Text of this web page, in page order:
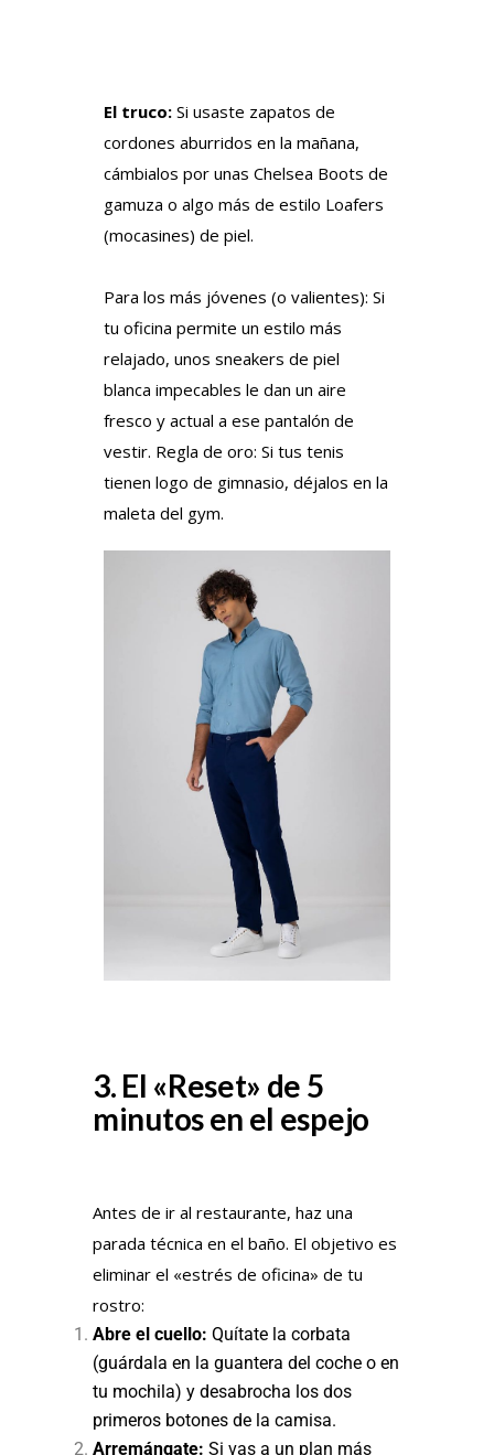
El truco: Si usaste zapatos de
cordones aburridos en la mañana,
cámbialos por unas Chelsea Boots de
gamuza o algo más de estilo Loafers
(mocasines) de piel.
Para los más jóvenes (o valientes): Si
tu oficina permite un estilo más
relajado, unos sneakers de piel
blanca impecables le dan un aire
fresco y actual a ese pantalón de
vestir. Regla de oro: Si tus tenis
tienen logo de gimnasio, déjalos en la
maleta del gym.
3. El «Reset» de 5
minutos en el espejo
Antes de ir al restaurante, haz una
parada técnica en el baño. El objetivo es
eliminar el «estrés de oficina» de tu
rostro:
Abre el cuello: Quítate la corbata
(guárdala en la guantera del coche o en
tu mochila) y desabrocha los dos
primeros botones de la camisa.
Arremángate: Si vas a un plan más